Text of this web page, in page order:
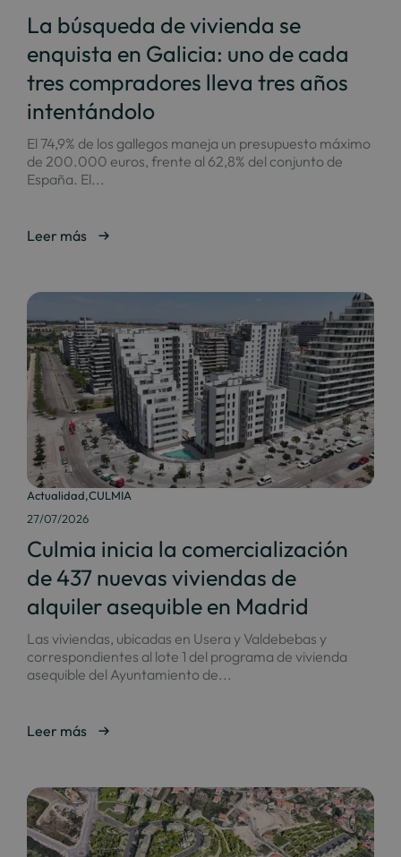
La búsqueda de vivienda se
enquista en Galicia: uno de cada
tres compradores lleva tres años
intentándolo
El 74,9% de los gallegos maneja un presupuesto máximo
de 200.000 euros, frente al 62,8% del conjunto de
España. El...
Leer más
Actualidad,CULMIA
27/07/2026
Culmia inicia la comercialización
de 437 nuevas viviendas de
alquiler asequible en Madrid
Las viviendas, ubicadas en Usera y Valdebebas y
correspondientes al lote 1 del programa de vivienda
asequible del Ayuntamiento de...
Leer más